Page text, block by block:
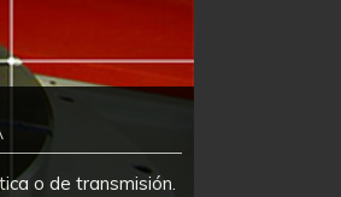
o de transmisión.